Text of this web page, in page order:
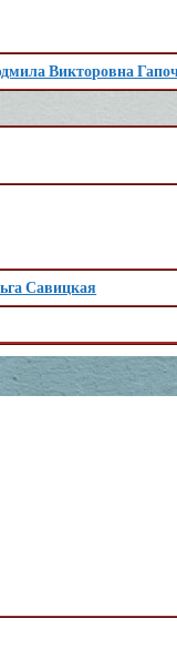
Викторовна
Савицкая